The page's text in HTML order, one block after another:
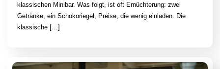
klassischen Minibar. Was folgt, ist oft Ernüchterung: zwei
Getränke, ein Schokoriegel, Preise, die wenig einladen. Die
klassische […]